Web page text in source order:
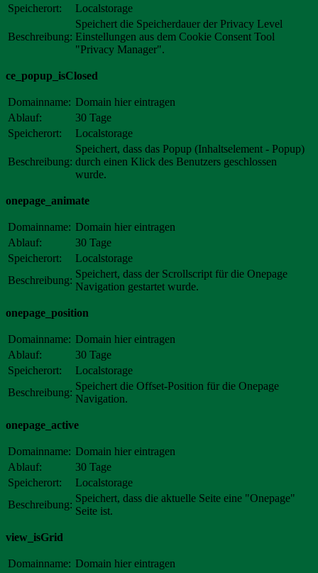
Speicherort:
Localstorage
Beschreibung:
Speichert die Speicherdauer der Privacy Level
Einstellungen aus dem Cookie Consent Tool
"Privacy Manager".
ce_popup_isClosed
Domainname: Domain hier eintragen
Ablauf:
30 Tage
Speicherort:
Localstorage
Beschreibung:
Speichert, dass das Popup (Inhaltselement - Popup)
durch einen Klick des Benutzers geschlossen
wurde.
onepage_animate
Domainname: Domain hier eintragen
Ablauf:
30 Tage
Speicherort:
Localstorage
Beschreibung:
Speichert, dass der Scrollscript für die Onepage
Navigation gestartet wurde.
onepage_position
Domainname: Domain hier eintragen
Ablauf:
30 Tage
Speicherort:
Localstorage
Beschreibung:
Speichert die Offset-Position für die Onepage
Navigation.
onepage_active
Domainname: Domain hier eintragen
Ablauf:
30 Tage
Speicherort:
Localstorage
Beschreibung:
Speichert, dass die aktuelle Seite eine "Onepage"
Seite ist.
view_isGrid
Domainname: Domain hier eintragen